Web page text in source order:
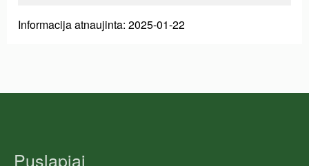
Informacija atnaujinta: 2025-01-22
Puslapiai